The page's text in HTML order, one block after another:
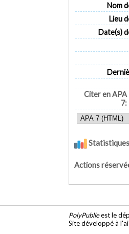
Nom
Lieu
Date(s)
Citer en APA
7:
Statistiques
Actions
PolyPublieest le
Site développé à